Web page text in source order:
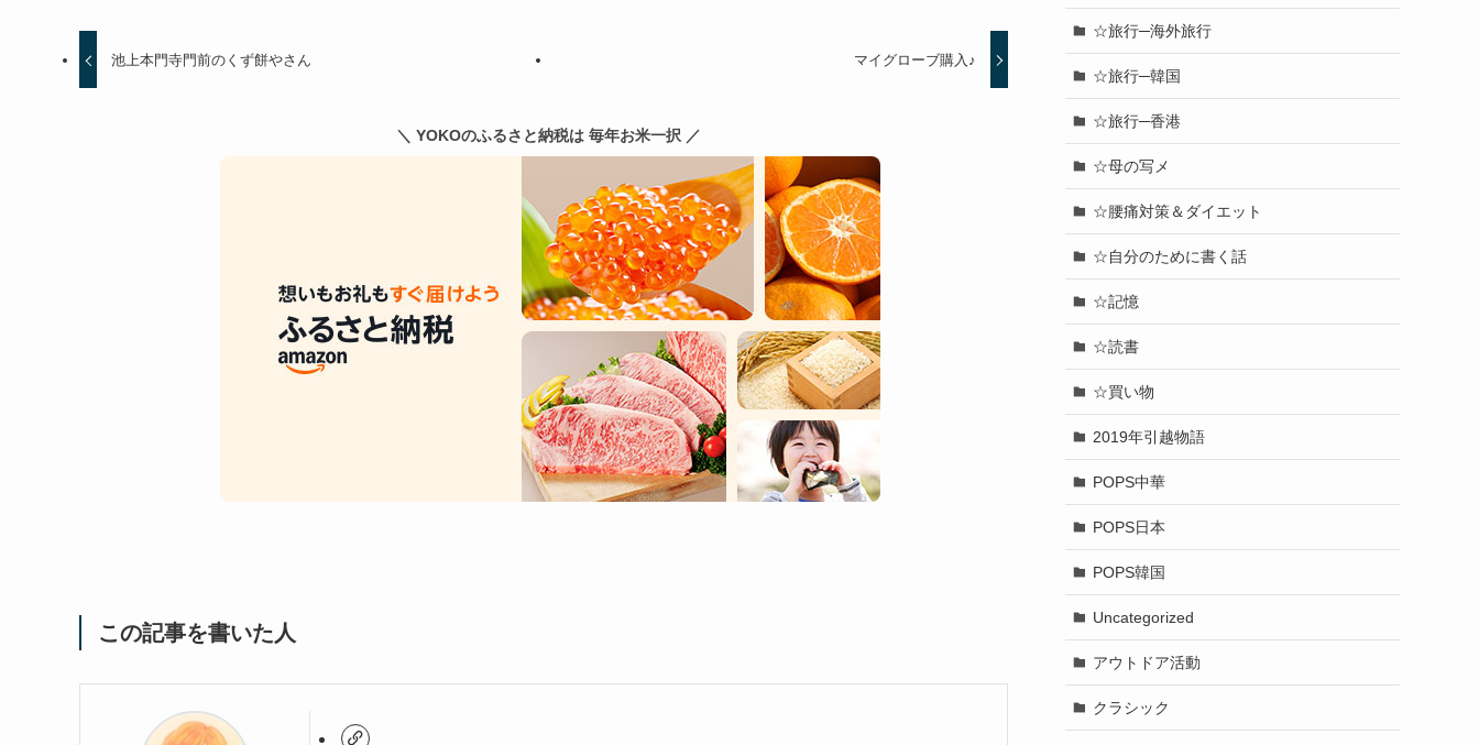
池上本門寺門前のくず餅やさん マイグローブ購入♪
＼ YOKOのふるさと納税は 毎年お米一択 ／
この記事を書いた人
☆旅行─海外旅行
☆旅行─韓国
☆旅行─香港
☆母の写メ
☆腰痛対策＆ダイエット
☆自分のために書く話
☆記憶
☆読書
☆買い物
2019年引越物語
POPS中華
POPS日本
POPS韓国
Uncategorized
アウトドア活動
クラシック